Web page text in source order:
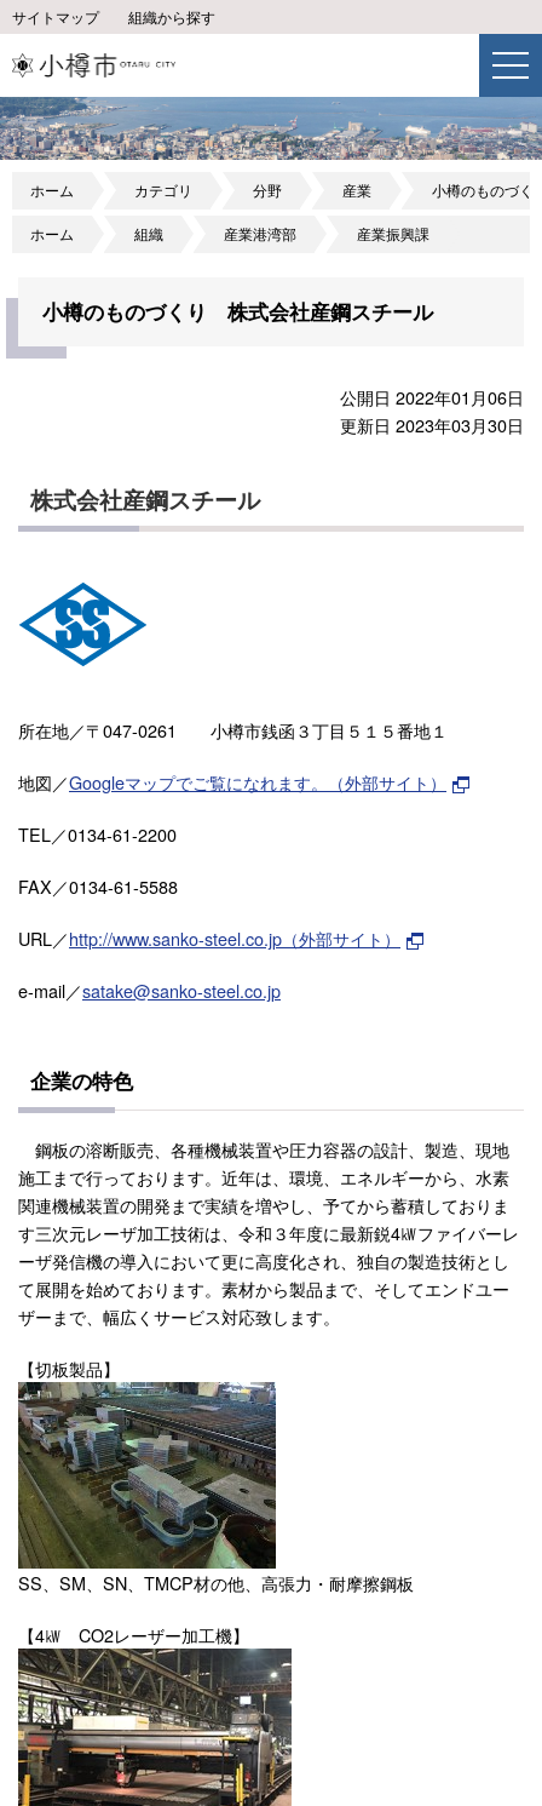
サイトマップ 組織から探す
ホーム カテゴリ 分野 産業 小樽のものづく
ホーム 組織 産業港湾部 産業振興課
小樽のものづくり 株式会社産鋼スチール
公開日 2022年01月06日
更新日 2023年03月30日
株式会社産鋼スチール
所在地／〒047-0261 小樽市銭函３丁目５１５番地１
地図／Googleマップでご覧になれます。（外部サイト）
TEL／0134-61-2200
FAX／0134-61-5588
URL／http://www.sanko-steel.co.jp（外部サイト）
e-mail／satake@sanko-steel.co.jp
企業の特色
鋼板の溶断販売、各種機械装置や圧力容器の設計、製造、現地
施工まで行っております。近年は、環境、エネルギーから、水素
関連機械装置の開発まで実績を増やし、予てから蓄積しておりま
す三次元レーザ加工技術は、令和３年度に最新鋭4㎾ファイバーレ
ーザ発信機の導入において更に高度化され、独自の製造技術とし
て展開を始めております。素材から製品まで、そしてエンドユー
ザーまで、幅広くサービス対応致します。
【切板製品】
SS、SM、SN、TMCP材の他、高張力・耐摩擦鋼板
【4㎾ CO2レーザー加工機】